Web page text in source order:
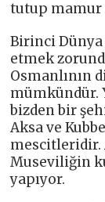
tutup mamur
Birinci Dünya
etmek
Osmanlının
mümkündür.
bizden bir
Aksa ve
mescitleridir.
Museviliğin
yapıyor.